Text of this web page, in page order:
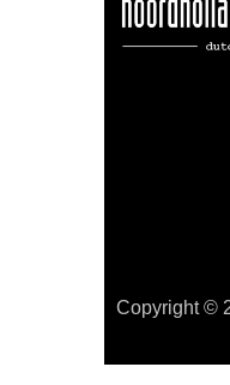
Copyright ©